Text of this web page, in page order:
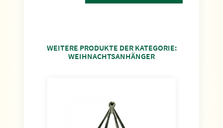
WEITERE PRODUKTE DER KATEGORIE:
WEIHNACHTSANHÄNGER